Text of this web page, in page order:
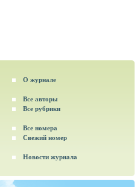
О журнале
Все авторы
Все рубрики
Все номера
Свежий номер
Новости журнала